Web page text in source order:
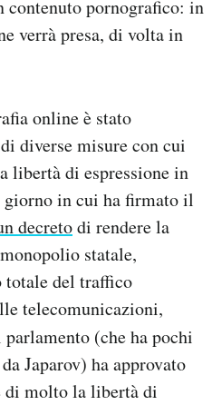
contenuto pornografico: in
verrà presa, di volta in
online è stato
diverse misure con cui
libertà di espressione in
in cui ha firmato il
decretodi rendere la
statale,
del traffico
telecomunicazioni,
(che ha pochi
Japarov) ha approvato
di molto la libertà di